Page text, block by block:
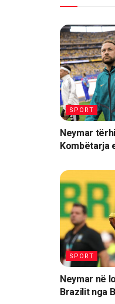
SPORT
Neymar
Kombëtarja
SPORT
Neymar në
Brazilit nga